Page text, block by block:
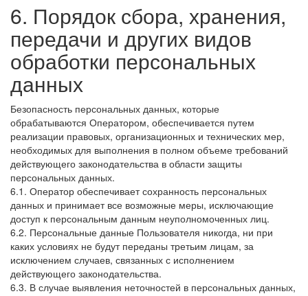
6. Порядок сбора, хранения,
передачи и других видов
обработки персональных
данных
Безопасность персональных данных, которые
обрабатываются Оператором, обеспечивается путем
реализации правовых, организационных и технических мер,
необходимых для выполнения в полном объеме требований
действующего законодательства в области защиты
персональных данных.
6.1. Оператор обеспечивает сохранность персональных
данных и принимает все возможные меры, исключающие
доступ к персональным данным неуполномоченных лиц.
6.2. Персональные данные Пользователя никогда, ни при
каких условиях не будут переданы третьим лицам, за
исключением случаев, связанных с исполнением
действующего законодательства.
6.3. В случае выявления неточностей в персональных данных,